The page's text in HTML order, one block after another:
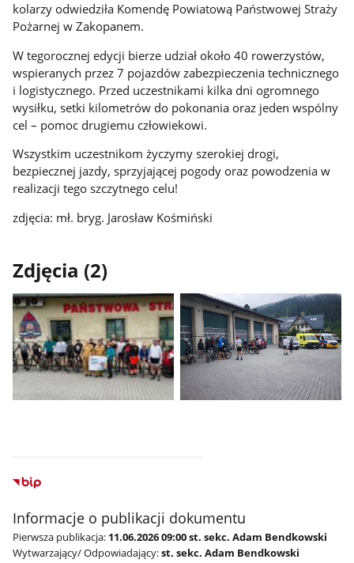
kolarzy odwiedziła Komendę Powiatową Państwowej Straży
Pożarnej w Zakopanem.
W tegorocznej edycji bierze udział około 40 rowerzystów,
wspieranych przez 7 pojazdów zabezpieczenia technicznego
i logistycznego. Przed uczestnikami kilka dni ogromnego
wysiłku, setki kilometrów do pokonania oraz jeden wspólny
cel – pomoc drugiemu człowiekowi.
Wszystkim uczestnikom życzymy szerokiej drogi,
bezpiecznej jazdy, sprzyjającej pogody oraz powodzenia w
realizacji tego szczytnego celu!
zdjęcia: mł. bryg. Jarosław Kośmiński
Zdjęcia (2)
galerii.
Informacje o publikacji dokumentu
Pierwsza publikacja: 11.06.2026 09:00 st. sekc. Adam Bendkowski
Wytwarzający/ Odpowiadający:st. sekc. Adam Bendkowski